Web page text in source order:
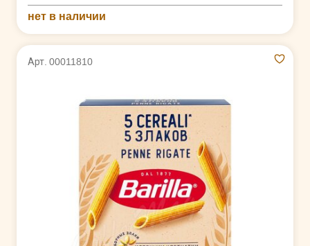
нет в наличии
Арт. 00011810